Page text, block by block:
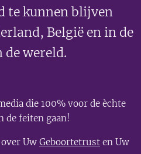
te kunnen blijven
België en in de
de wereld.
die 100% voor de èchte
de feiten gaan!
Uw Geboortetrust en Uw